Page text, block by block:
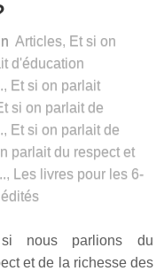
Articles, Et si on
d'éducation
, Et si on parlait
si on parlait de
, Et si on parlait de
parlait du respect et
,
Les livres pour les 6-
nous parlions du
et de la richesse des